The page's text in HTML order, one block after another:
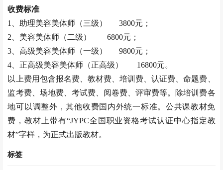
收费标准
1、助理美容美体师 （三级）
3800元；
2、 美容美体师 （二级）
6800元；
3、高级美容美体师 （一级）
9800元；
4、正高级美容美体师 （正高级）
16800元。
以上费用包含报名费、教材费、培训费、认证费、命题费、
监考费、场地费、考试费、阅卷费、评审费等。除培训费各
地可以调整外，其他收费国内外统一标准。公共课教材免
费，教材上带有“JYPC全国职业资格考试认证中心指定教
材”字样，为正式出版教材。
标签